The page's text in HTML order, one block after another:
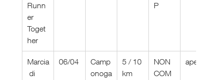
Runn
er
Toget
her
P
Marcia
di
06/04
Camp
onoga
5 / 10
km
NON
COM
aperte